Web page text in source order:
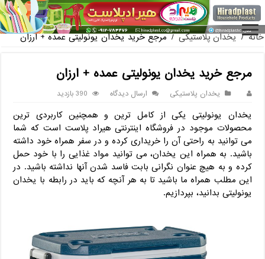
فروش گلدان پلاستیکی گلخانه به صورت آنلاین
خانه / یخدان پلاستیکی / مرجع خرید یخدان یونولیتی عمده + ارزان
مرجع خرید یخدان یونولیتی عمده + ارزان
یخدان پلاستیکی ارسال دیدگاه 390 بازدید
یخدان یونولیتی یکی از کامل ترین و همچنین کاربردی ترین
محصولات موجود در فروشگاه اینترنتی هیراد پلاست است که شما
می توانید به راحتی آن را خریداری کرده و در سفر همراه خود داشته
باشید. به همراه این یخدان، می توانید مواد غذایی را با خود حمل
کرده و به هیچ عنوان نگرانی بابت فاسد شدن آنها نداشته باشید. در
این مطلب همراه ما باشید تا به هر آنچه که باید در رابطه با یخدان
یونولیتی بدانید، بپردازیم.